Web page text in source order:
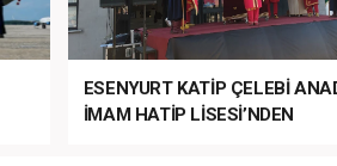
ESENYURT KATİP ÇELEBİ
İMAM HATİP LİSESİ’NDEN